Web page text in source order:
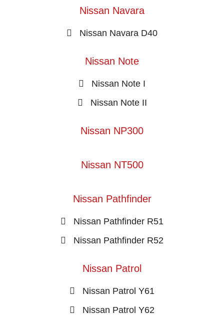
Nissan Navara
Nissan Navara D40
Nissan Note
Nissan Note I
Nissan Note II
Nissan NP300
Nissan NT500
Nissan Pathfinder
Nissan Pathfinder R51
Nissan Pathfinder R52
Nissan Patrol
Nissan Patrol Y61
Nissan Patrol Y62